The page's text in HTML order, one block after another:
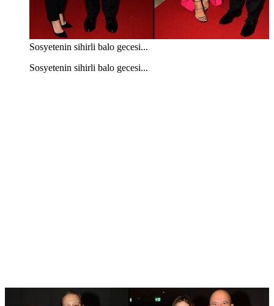
Sosyetenin sihirli balo gecesi...
Sosyetenin sihirli balo gecesi...